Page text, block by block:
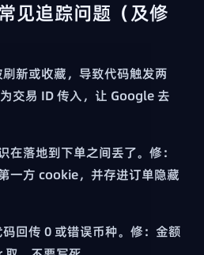
见追踪问题（及修
新或收藏，导致代码触发两
交易 ID 传入，让 Google 去
在落地到下单之间丢了。修：
一方 cookie，并存进订单隐藏
码回传 0 或错误币种。修：金额